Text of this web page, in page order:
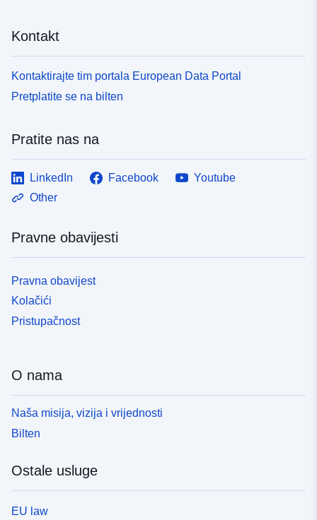
Kontakt
Kontaktirajte tim portala European Data Portal
Pretplatite se na bilten
Pratite nas na
LinkedIn Facebook
Youtube
Other
Pravne obavijesti
Pravna obavijest
Kolačići
Pristupačnost
O nama
Naša misija, vizija i vrijednosti
Bilten
Ostale usluge
EU law